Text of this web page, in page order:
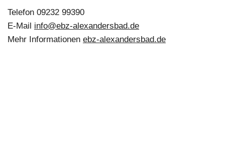
Telefon 09232 99390
E-Mail info@ebz-alexandersbad.de
Mehr Informationen ebz-alexandersbad.de